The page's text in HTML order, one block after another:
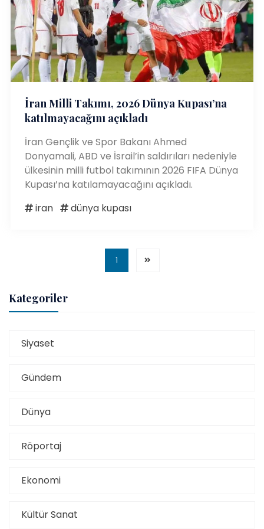
İran Milli Takımı, 2026 Dünya Kupası’na
katılmayacağını açıkladı
İran Gençlik ve Spor Bakanı Ahmed
Donyamali, ABD ve İsrail’in saldırıları nedeniyle
ülkesinin milli futbol takımının 2026 FIFA Dünya
Kupası’na katılamayacağını açıkladı.
iran
dünya kupası
1
Kategoriler
Siyaset
Gündem
Dünya
Röportaj
Ekonomi
Kültür Sanat